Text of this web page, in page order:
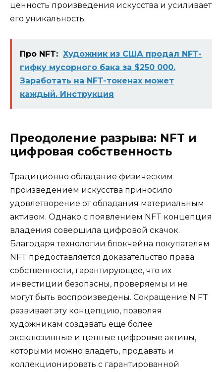
ценность произведения искусства и усиливает
его уникальность.
Про NFT: Художник из США продал NFT-
гифку мусорного бака за $250 000.
Заработать на NFT-токенах может
каждый. Инструкция
Преодоление разрыва: NFT и
цифровая собственность
Традиционно обладание физическим
произведением искусства приносило
удовлетворение от обладания материальным
активом. Однако с появлением NFT концепция
владения совершила цифровой скачок.
Благодаря технологии блокчейна покупателям
NFT предоставляется доказательство права
собственности, гарантирующее, что их
инвестиции безопасны, проверяемы и не
могут быть воспроизведены. Сокращение N FT
развивает эту концепцию, позволяя
художникам создавать еще более
эксклюзивные и ценные цифровые активы,
которыми можно владеть, продавать и
коллекционировать с гарантированной